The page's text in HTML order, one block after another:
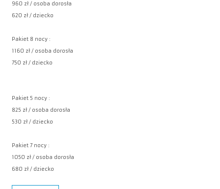
960 zł / osoba dorosła
620 zł / dziecko
Pakiet 8 nocy :
1160 zł / osoba dorosła
750 zł / dziecko
Pakiet 5 nocy :
825 zł / osoba dorosła
530 zł / dziecko
Pakiet 7 nocy :
1050 zł / osoba dorosła
680 zł / dziecko